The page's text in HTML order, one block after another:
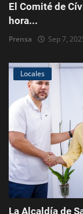
El Comité de
hora...
Prensa Sep 7,
Locales
La Alcaldía de